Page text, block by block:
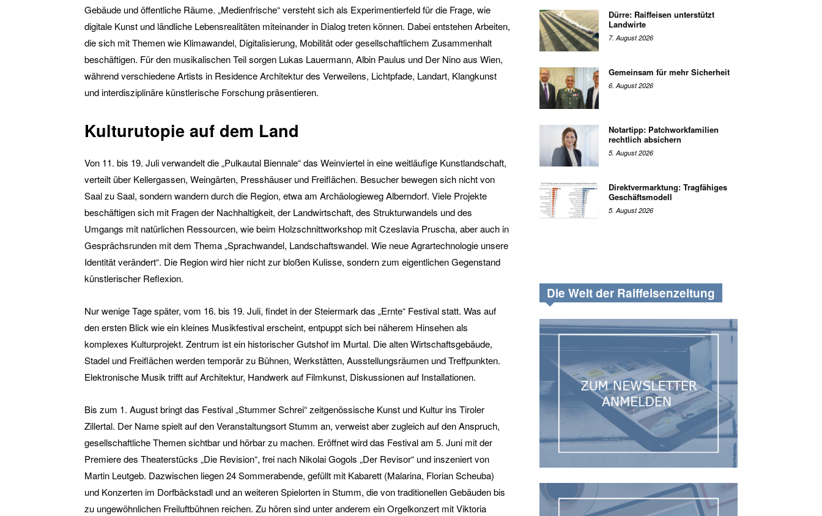
Gebäude und öffentliche Räume. „Medienfrische“ versteht sich als Experimentierfeld für die Frage, wie
digitale Kunst und ländliche Lebensrealitäten miteinander in Dialog treten können. Dabei entstehen Arbeiten,
die sich mit Themen wie Klimawandel, Digitalisierung, Mobilität oder gesellschaftlichem Zusammenhalt
beschäftigen. Für den musikalischen Teil sorgen Lukas Lauermann, Albin Paulus und Der Nino aus Wien,
während verschiedene Artists in Residence Architektur des Verweilens, Lichtpfade, Landart, Klangkunst
und interdisziplinäre künstlerische Forschung präsentieren.
Kulturutopie auf dem Land
Von 11. bis 19. Juli verwandelt die „Pulkautal Biennale“ das Weinviertel in eine weitläufige Kunstlandschaft,
verteilt über Kellergassen, Weingärten, Presshäuser und Freiflächen. Besucher bewegen sich nicht von
Saal zu Saal, sondern wandern durch die Region, etwa am Archäologieweg Alberndorf. Viele Projekte
beschäftigen sich mit Fragen der Nachhaltigkeit, der Landwirtschaft, des Strukturwandels und des
Umgangs mit natürlichen Ressourcen, wie beim Holzschnittworkshop mit Czeslavia Pruscha, aber auch in
Gesprächsrunden mit dem Thema „Sprachwandel, Landschaftswandel. Wie neue Agrartechnologie unsere
Identität verändert“. Die Region wird hier nicht zur bloßen Kulisse, sondern zum eigentlichen Gegenstand
künstlerischer Reflexion.
Nur wenige Tage später, vom 16. bis 19. Juli, findet in der Steiermark das „Ernte“ Festival statt. Was auf
den ersten Blick wie ein kleines Musikfestival erscheint, entpuppt sich bei näherem Hinsehen als
komplexes Kulturprojekt. Zentrum ist ein historischer Gutshof im Murtal. Die alten Wirtschaftsgebäude,
Stadel und Freiflächen werden temporär zu Bühnen, Werkstätten, Ausstellungsräumen und Treffpunkten.
Elektronische Musik trifft auf Architektur, Handwerk auf Filmkunst, Diskussionen auf Installationen.
Bis zum 1. August bringt das Festival „Stummer Schrei“ zeitgenössische Kunst und Kultur ins Tiroler
Zillertal. Der Name spielt auf den Veranstaltungsort Stumm an, verweist aber zugleich auf den Anspruch,
gesellschaftliche Themen sichtbar und hörbar zu machen. Eröffnet wird das Festival am 5. Juni mit der
Premiere des Theaterstücks „Die Revision“, frei nach Nikolai Gogols „Der Revisor“ und inszeniert von
Martin Leutgeb. Dazwischen liegen 24 Sommerabende, gefüllt mit Kabarett (Malarina, Florian Scheuba)
und Konzerten im Dorfbäckstadl und an weiteren Spielorten in Stumm, die von traditionellen Gebäuden bis
zu ungewöhnlichen Freiluftbühnen reichen. Zu hören sind unter anderem ein Orgelkonzert mit Viktoria
Dürre: Raiffeisen unterstützt
Landwirte
7. August 2026
Gemeinsam für mehr Sicherheit
6. August 2026
Notartipp: Patchworkfamilien
rechtlich absichern
5. August 2026
Direktvermarktung: Tragfähiges
Geschäftsmodell
5. August 2026
Die Welt der Raiffeisenzeitung